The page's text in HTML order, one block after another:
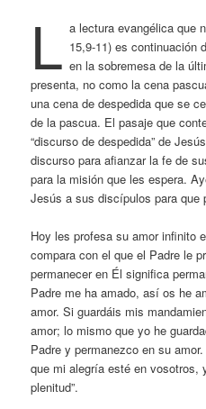
L a lectura evangélica que
15,9-11) es continuación
en la sobremesa de la
presenta, no como la cena
una cena de despedida que se
de la pascua. El pasaje que
“discurso de despedida” de
discurso para afianzar la fe de
para la misión que les espera.
Jesús a sus discípulos para que
Hoy les profesa su amor infinito
compara con el que el Padre le
permanecer en Él significa
Padre me ha amado, así os he
amor. Si guardáis mis
amor; lo mismo que yo he
Padre y permanezco en su
que mi alegría esté en vosotros,
plenitud”.